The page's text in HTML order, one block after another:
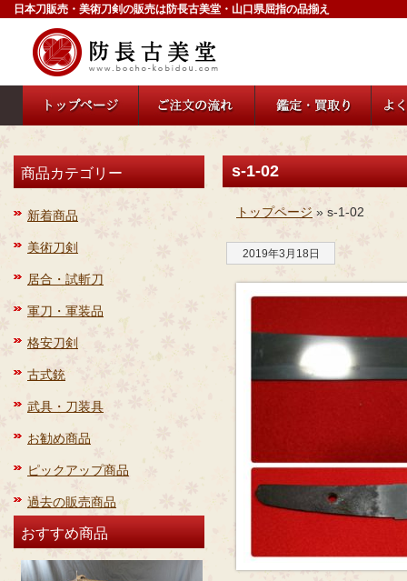
日本刀販売・美術刀剣の販売は防長古美堂・山口県屈指の品揃え
商品カテゴリー
新着商品
美術刀剣
居合・試斬刀
軍刀・軍装品
格安刀剣
古式銃
武具・刀装具
お勧め商品
ピックアップ商品
過去の販売商品
おすすめ商品
s-1-02
トップページ » s-1-02
2019年3月18日